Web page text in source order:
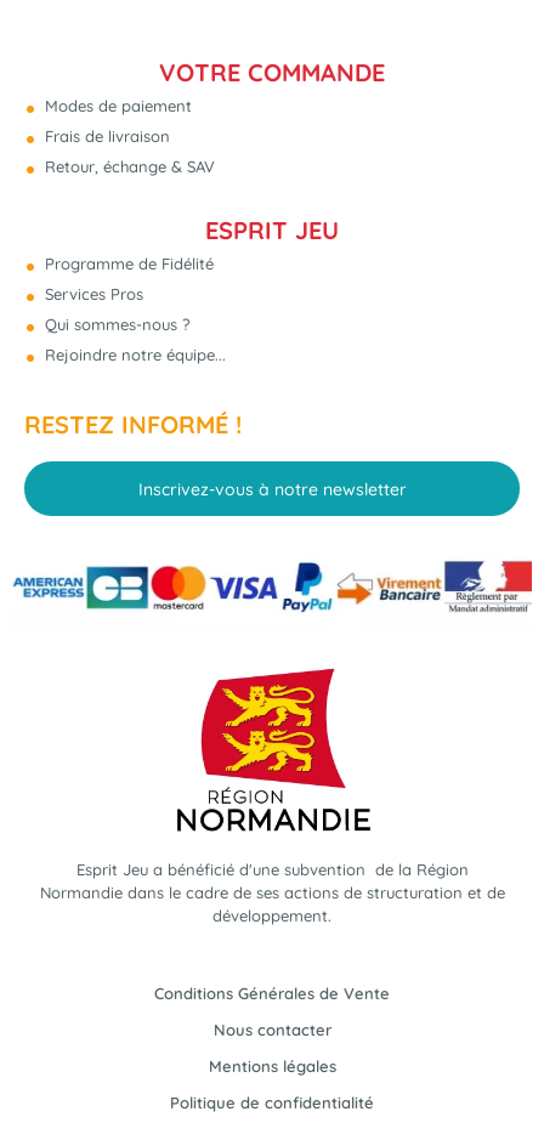
VOTRE COMMANDE
Modes de paiement
Frais de livraison
Retour, échange & SAV
ESPRIT JEU
Programme de Fidélité
Services Pros
Qui sommes-nous ?
Rejoindre notre équipe...
RESTEZ INFORMÉ !
Inscrivez-vous à notre newsletter
Esprit Jeu a bénéficié d'une subvention de la Région
Normandie dans le cadre de ses actions de structuration et de
développement.
Conditions Générales de Vente
Nous contacter
Mentions légales
Politique de confidentialité